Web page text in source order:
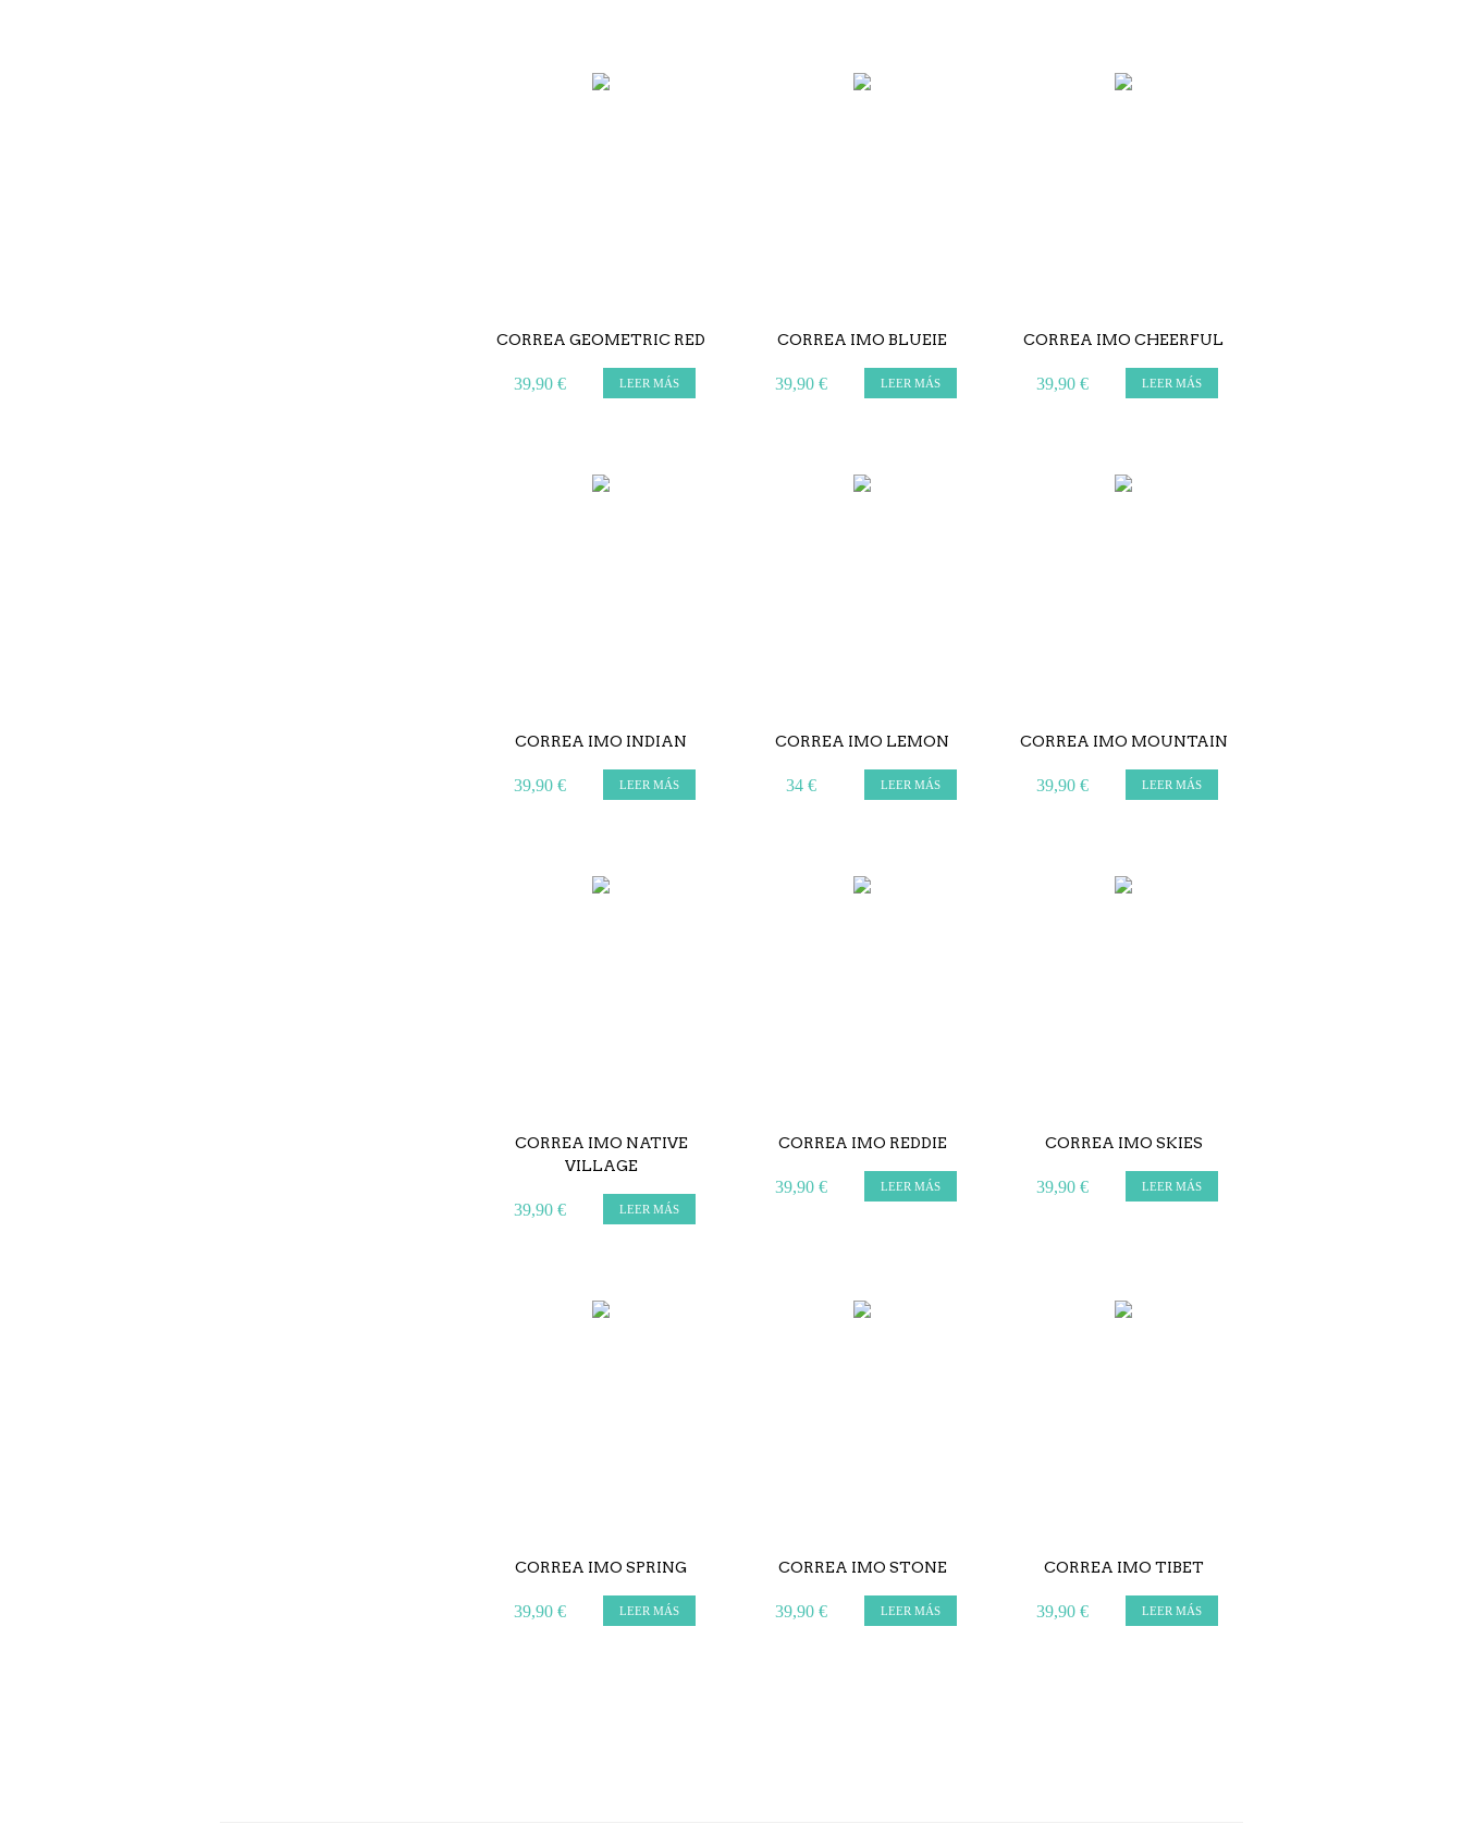
CORREA GEOMETRIC RED
39,90 € LEER MÁS
CORREA IMO BLUEIE
39,90 € LEER MÁS
CORREA IMO CHEERFUL
39,90 € LEER MÁS
CORREA IMO INDIAN
39,90 € LEER MÁS
CORREA IMO LEMON
34 € LEER MÁS
CORREA IMO MOUNTAIN
39,90 € LEER MÁS
CORREA IMO NATIVE
VILLAGE
39,90 € LEER MÁS
CORREA IMO REDDIE
39,90 € LEER MÁS
CORREA IMO SKIES
39,90 € LEER MÁS
CORREA IMO SPRING
39,90 € LEER MÁS
CORREA IMO STONE
39,90 € LEER MÁS
CORREA IMO TIBET
39,90 € LEER MÁS